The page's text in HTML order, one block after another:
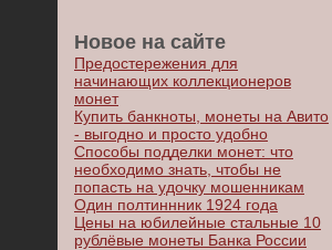
Новое на сайте
Предостережения для
начинающих коллекционеров
монет
Купить банкноты, монеты на Авито
- выгодно и просто удобно
Способы подделки монет: что
необходимо знать, чтобы не
попасть на удочку мошенникам
Один полтиннник 1924 года
Цены на юбилейные стальные 10
рублёвые монеты Банка России